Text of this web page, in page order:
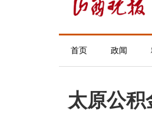
首页 政闻
太原公积